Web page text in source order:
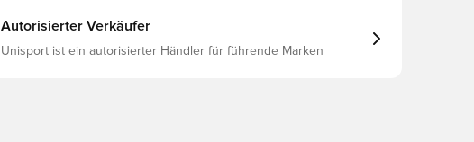
Autorisierter Verkäufer
Unisport ist ein autorisierter Händler für führende Marken